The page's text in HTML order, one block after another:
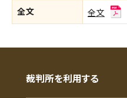
全文
全文
裁判所を利用する